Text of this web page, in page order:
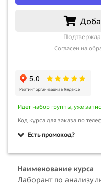
Согласен на
Идет набор группы, уже
Код курса для заказа по
Есть промокод?
Наименование курса
Лаборант по анализу